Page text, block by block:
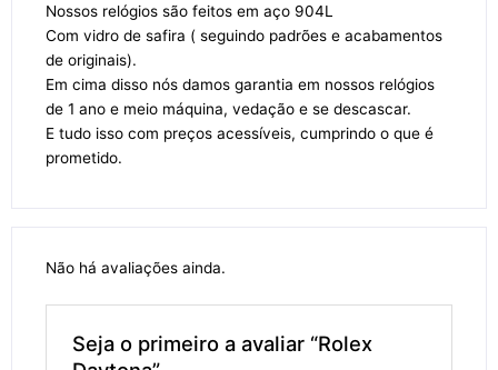
Nossos relógios são feitos em aço 904L
Com vidro de safira ( seguindo padrões e acabamentos
de originais).
Em cima disso nós damos garantia em nossos relógios
de 1 ano e meio máquina, vedação e se descascar.
E tudo isso com preços acessíveis, cumprindo o que é
prometido.
Não há avaliações ainda.
Seja o primeiro a avaliar “Rolex